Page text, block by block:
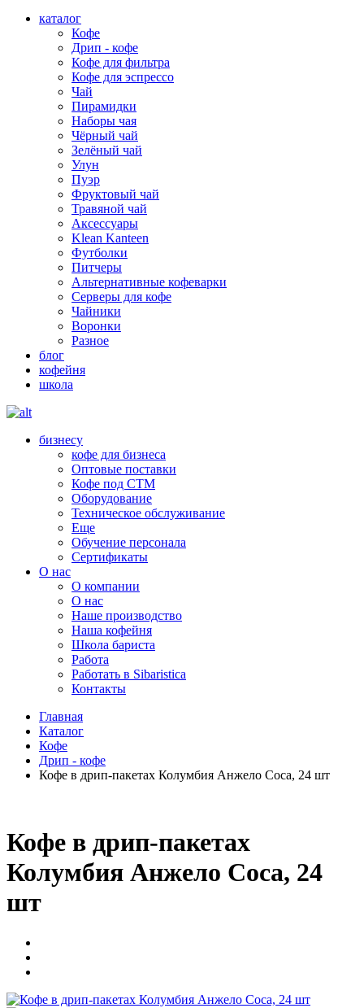
каталог
Кофе
Дрип - кофе
Кофе для фильтра
Кофе для эспрессо
Чай
Пирамидки
Наборы чая
Чёрный чай
Зелёный чай
Улун
Пуэр
Фруктовый чай
Травяной чай
Аксессуары
Klean Kanteen
Футболки
Питчеры
Альтернативные кофеварки
Серверы для кофе
Чайники
Воронки
Разное
блог
кофейня
школа
бизнесу
кофе для бизнеса
Оптовые поставки
Кофе под СТМ
Оборудование
Техническое обслуживание
Еще
Обучение персонала
Сертификаты
О нас
O компании
О нас
Наше производство
Наша кофейня
Школа бариста
Работа
Работать в Sibaristica
Контакты
Главная
Каталог
Кофе
Дрип - кофе
Кофе в дрип-пакетах Колумбия Анжело Соса, 24 шт
Кофе в дрип-пакетах
Колумбия Анжело Соса, 24
шт